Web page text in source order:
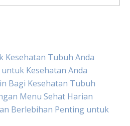
Kesehatan Tubuh Anda
Kesehatan Anda
Bagi Kesehatan Tubuh
Menu Sehat Harian
Berlebihan Penting untuk